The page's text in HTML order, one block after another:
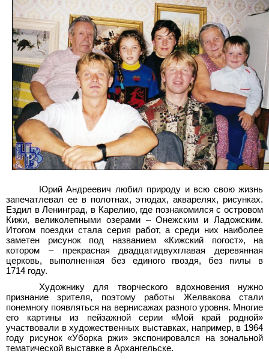
Юрий Андреевич любил природу и всю свою жизнь
запечатлевал ее в полотнах, этюдах, акварелях, рисунках.
Ездил в Ленинград, в Карелию, где познакомился с островом
Кижи, великолепными озерами – Онежским и Ладожским.
Итогом поездки стала серия работ, а среди них наиболее
заметен рисунок под названием «Кижский погост», на
котором – прекрасная двадцатидвухглавая деревянная
церковь, выполненная без единого гвоздя, без пилы в
1714 году.
Художнику для творческого вдохновения нужно
признание зрителя, поэтому работы Желвакова стали
понемногу появляться на вернисажах разного уровня. Многие
его картины из пейзажной серии «Мой край родной»
участвовали в художественных выставках, например, в 1964
году рисунок «Уборка ржи» экспонировался на зональной
тематической выставке в Архангельске.